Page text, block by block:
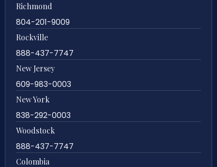
Richmond
804-201-9009
Rockville
888-437-7747
New Jersey
609-983-0003
New York
838-292-0003
Woodstock
888-437-7747
Colombia